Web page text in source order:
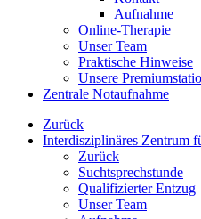
Aufnahme
Online-Therapie
Unser Team
Praktische Hinweise
Unsere
Zentrale Notaufnahme
Zurück
Interdisziplinäres Zentrum
Zurück
Suchtsprechstunde
Qualifizierter Entzug
Unser Team